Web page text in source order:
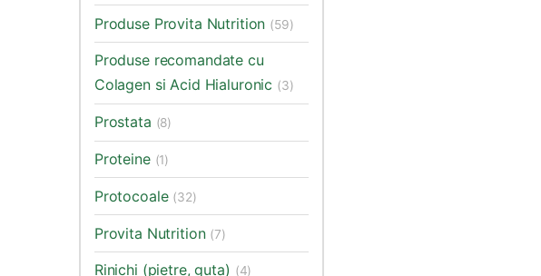
Produse Provita Nutrition (59)
Produse recomandate cu
Colagen si Acid Hialuronic (3)
Prostata (8)
Proteine (1)
Protocoale (32)
Provita Nutrition (7)
Rinichi (pietre, guta) (4)